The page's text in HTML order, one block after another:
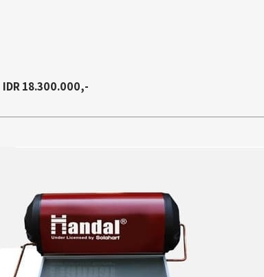
IDR 18.300.000,-